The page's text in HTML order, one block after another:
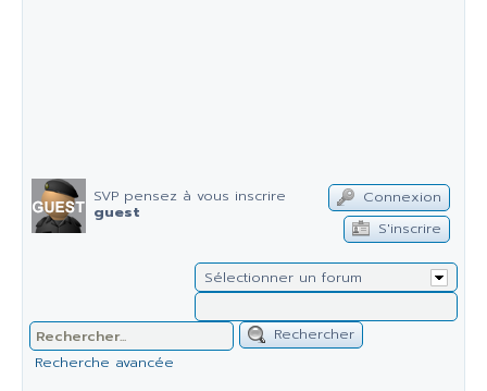
SVP pensez à vous inscrire
guest
Connexion
S'inscrire
Sélectionner un forum
Rechercher
Recherche avancée